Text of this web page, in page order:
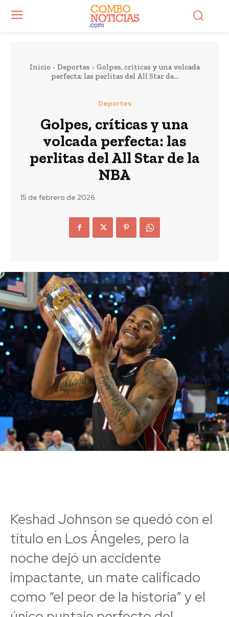
Inicio Deportes
Golpes, críticas y una volcada
perfecta: las perlitas del All Star de...
Deportes
Golpes, críticas y una
volcada perfecta: las
perlitas del All Star de la
NBA
15 de febrero de 2026
Keshad Johnson se quedó con el
título en Los Ángeles, pero la
noche dejó un accidente
impactante, un mate calificado
como “el peor de la historia” y el